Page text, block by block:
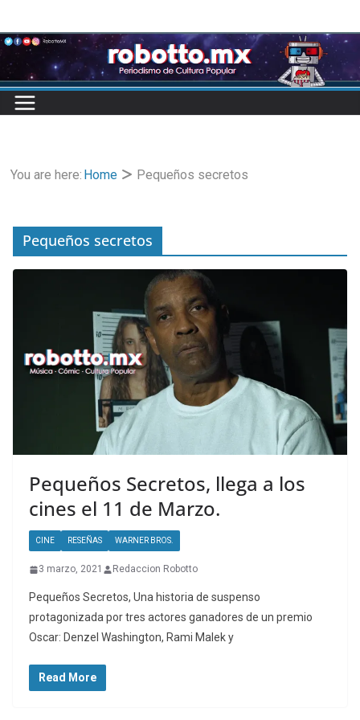
to
content
You are here: Home Pequeños secretos
Pequeños secretos
Pequeños Secretos, llega a los
cines el 11 de Marzo.
CINE RESEÑAS WARNER BROS.
3 marzo, 2021 Redaccion Robotto
Pequeños Secretos, Una historia de suspenso
protagonizada por tres actores ganadores de un premio
Oscar: Denzel Washington, Rami Malek y
Read More